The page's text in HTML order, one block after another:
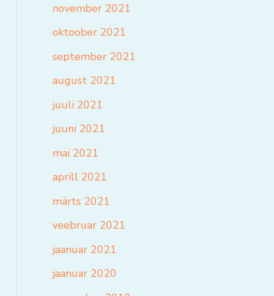
november 2021
oktoober 2021
september 2021
august 2021
juuli 2021
juuni 2021
mai 2021
aprill 2021
märts 2021
veebruar 2021
jaanuar 2021
jaanuar 2020